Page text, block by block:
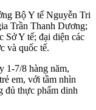
Bộ Y tế Nguyễn Tri
Trần Thanh Dương;
Sở Y tế; đại diện các
và quốc tế.
1-7/8 hàng năm,
em, với tầm nhìn
đủ thực phẩm dinh